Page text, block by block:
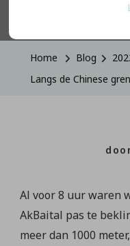
Home Blog
Langs de Chinese
Al voor 8 uur waren
AkBaital pas te
meer dan 1000